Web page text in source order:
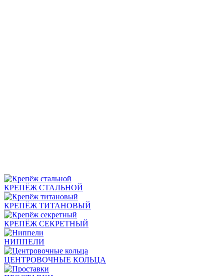
КРЕПЁЖ СТАЛЬНОЙ
КРЕПЁЖ ТИТАНОВЫЙ
КРЕПЁЖ СЕКРЕТНЫЙ
НИППЕЛИ
ЦЕНТРОВОЧНЫЕ КОЛЬЦА